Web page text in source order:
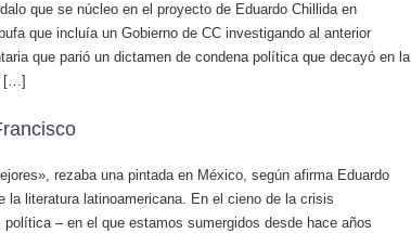
que se núcleo en el proyecto de Eduardo Chillida en
que incluía un Gobierno de CC investigando al anterior
que parió un dictamen de condena política que decayó en la
[…]
rezaba una pintada en México, según afirma Eduardo
la literatura latinoamericana. En el cieno de la crisis
– en el que estamos sumergidos desde hace años